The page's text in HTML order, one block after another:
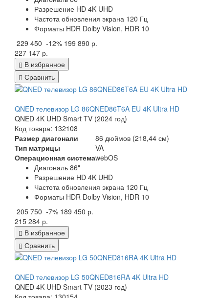
Разрешение HD 4K UHD
Частота обновления экрана 120 Гц
Форматы HDR Dolby Vision, HDR 10
229 450 -12% 199 890 р.
227 147 р.
В избранное
Сравнить
QNED телевизор LG 86QNED86T6A EU 4K Ultra HD
QNED 4K UHD Smart TV (2024 год)
Код товара: 132108
Размер диагонали
86 дюймов (218,44 см)
Тип матрицы
VA
Операционная системаwebOS
Диагональ 86"
Разрешение HD 4K UHD
Частота обновления экрана 120 Гц
Форматы HDR Dolby Vision, HDR 10
205 750 -7% 189 450 р.
215 284 р.
В избранное
Сравнить
QNED телевизор LG 50QNED816RA 4K Ultra HD
QNED 4K UHD Smart TV (2023 год)